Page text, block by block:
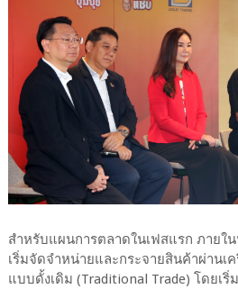
สำหรับแผนการตลาดในเฟสแรก ภายใ
เริ่มจัดจำหน่ายและกระจายสินค้าผ่านเ
แบบดั้งเดิม (Traditional Trade) โดยเ